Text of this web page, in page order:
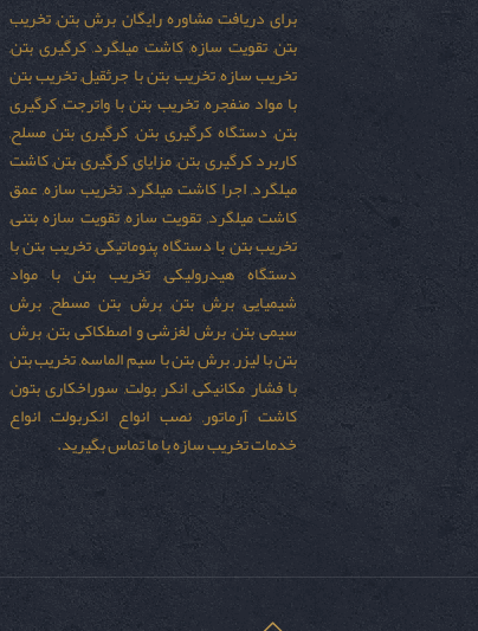
برای دریافت مشاوره رایگان برش بتن, تخریب
بتن, تقویت سازه, کاشت میلگرد, کرگیری بتن,
تخریب سازه, تخریب بتن با جرثقیل, تخریب بتن
با مواد منفجره, تخریب بتن با واترجت, کرگیری
بتن, دستگاه کرگیری بتن, کرگیری بتن مسلح,
کاربرد کرگیری بتن, مزایای کرگیری بتن, کاشت
میلگرد, اجرا کاشت میلگرد, تخریب سازه, عمق
کاشت میلگرد, تقویت سازه, تقویت سازه بتنی,
تخریب بتن با دستگاه پنوماتیکی, تخریب بتن با
دستگاه هیدرولیکی, تخریب بتن با مواد
شیمیایی, برش بتن, برش بتن مسطح, برش
سیمی بتن, برش لغزشی و اصطکاکی بتن, برش
بتن با لیزر, برش بتن با سیم الماسه, تخریب بتن
با فشار مکانیکی, انکر بولت, سوراخکاری بتون,
کاشت آرماتور, نصب انواع انکربولت, انواع
خدمات تخریب سازه با ما تماس بگیرید.